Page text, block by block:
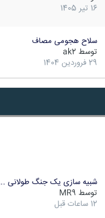
16 تیر 1405
سلاح هجومی مصاف
توسط ak2
29 فروردین 1404
شبیه سازی یک جنگ طولانی
توسط MR9
12 ساعات قبل